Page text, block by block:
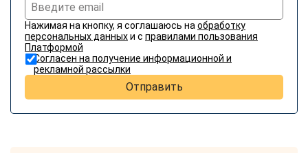
Нажимая на кнопку, я соглашаюсь на обработку
персональных данныхи с правилами пользования
Платформой
Согласен на получение информационной и
рекламной рассылки
Отправить